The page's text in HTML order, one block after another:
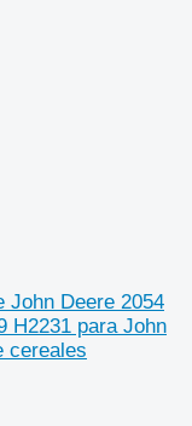
John Deere 2054
H2231 para John
cereales